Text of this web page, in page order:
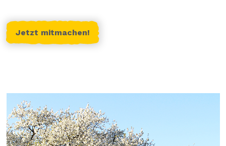
Jetzt mitmachen!